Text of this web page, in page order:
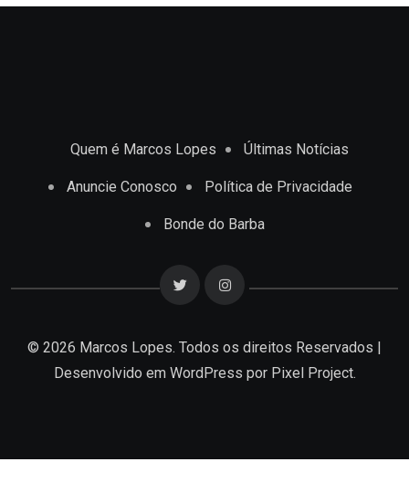
Quem é Marcos Lopes Últimas Notícias
Anuncie Conosco Política de Privacidade
Bonde do Barba
© 2026 Marcos Lopes. Todos os direitos Reservados |
Desenvolvido em WordPress por Pixel Project.